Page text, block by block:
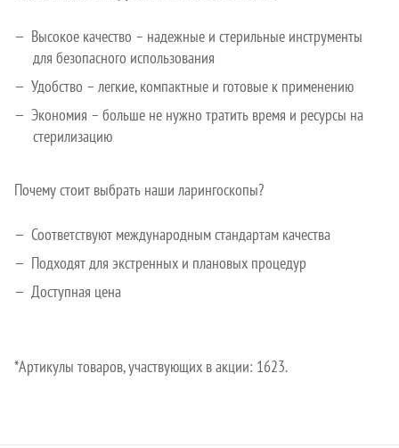
Высокое качество – надежные и стерильные инструменты
для безопасного использования
Удобство – легкие, компактные и готовые к применению
Экономия – больше не нужно тратить время и ресурсы на
стерилизацию
Почему стоит выбрать наши ларингоскопы?
Соответствуют международным стандартам качества
Подходят для экстренных и плановых процедур
Доступная цена
*Артикулы товаров, участвующих в акции: 1623.